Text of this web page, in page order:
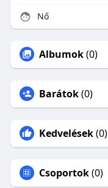
Nő
Albumok(0)
Barátok(0)
Kedvelések(0)
Csoportok(0)